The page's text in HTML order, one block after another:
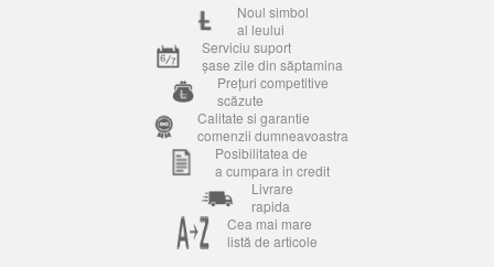
Noul simbol
al leului
Serviciu suport
șase zile din săptamina
Prețuri competitive
scăzute
Calitate si garantie
comenzii dumneavoastra
Posibilitatea de
a cumpara in credit
Livrare
rapida
Cea mai mare
listă de articole